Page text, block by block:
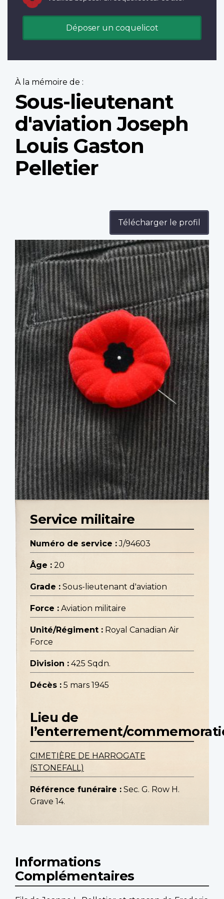
Déposer un coquelicot
À la mémoire de :
Sous-lieutenant
d'aviation Joseph
Louis Gaston
Pelletier
Télécharger le profil
Profile
image
Service militaire
Numéro de service : J/94603
Âge : 20
Grade : Sous-lieutenant d'aviation
Force : Aviation militaire
Unité/Régiment : Royal Canadian Air
Force
Division : 425 Sqdn.
Décès : 5 mars 1945
Lieu de
l’enterrement/
CIMETIÈRE DE HARROGATE
(STONEFALL)
Référence funéraire : Sec. G. Row H.
Grave 14.
Informations
Complémentaires